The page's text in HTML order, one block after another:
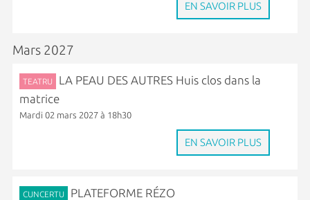
EN SAVOIR PLUS
Mars 2027
TEATRU
LA PEAU DES AUTRES Huis clos dans la
matrice
Mardi 02 mars 2027 à 18h30
EN SAVOIR PLUS
CUNCERTU PLATEFORME RÉZO